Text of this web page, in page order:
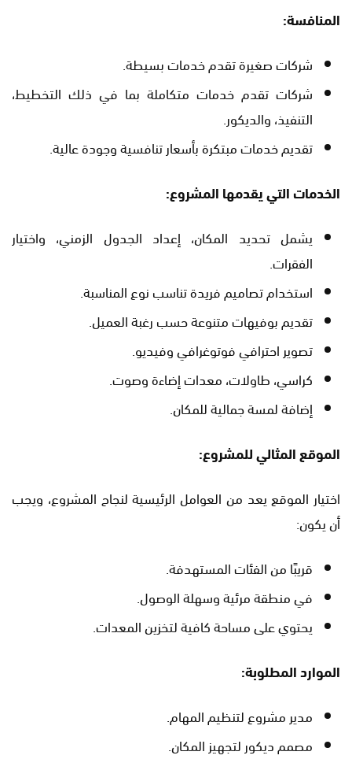
المنافسة:
شركات صغيرة تقدم خدمات بسيطة.
شركات تقدم خدمات متكاملة بما في ذلك التخطيط،
التنفيذ، والديكور.
تقديم خدمات مبتكرة بأسعار تنافسية وجودة عالية.
الخدمات التي يقدمها المشروع:
يشمل تحديد المكان، إعداد الجدول الزمني، واختيار
الفقرات.
استخدام تصاميم فريدة تناسب نوع المناسبة.
تقديم بوفيهات متنوعة حسب رغبة العميل.
تصوير احترافي فوتوغرافي وفيديو.
كراسي، طاولات، معدات إضاءة وصوت.
إضافة لمسة جمالية للمكان.
الموقع المثالي للمشروع:
اختيار الموقع يعد من العوامل الرئيسية لنجاح المشروع، ويجب
أن يكون:
قريبًا من الفئات المستهدفة.
في منطقة مرئية وسهلة الوصول.
يحتوي على مساحة كافية لتخزين المعدات.
الموارد المطلوبة:
مدير مشروع لتنظيم المهام.
مصمم ديكور لتجهيز المكان.